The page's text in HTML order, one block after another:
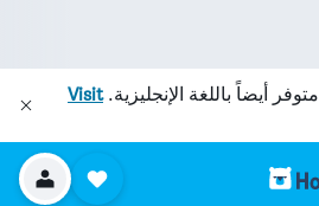
متوفر أيضاً باللغة الإنجليزية.Visit